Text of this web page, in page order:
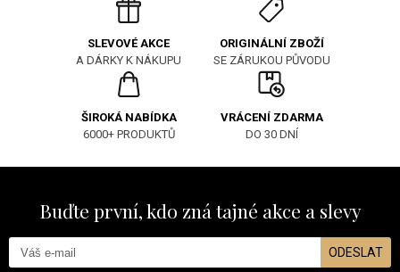
SLEVOVÉ AKCE
A DÁRKY K NÁKUPU
ORIGINÁLNÍ ZBOŽÍ
SE ZÁRUKOU PŮVODU
ŠIROKÁ NABÍDKA
6000+ PRODUKTŮ
VRÁCENÍ ZDARMA
DO 30 DNÍ
Buďte první, kdo zná tajné akce a slevy
ODESLAT